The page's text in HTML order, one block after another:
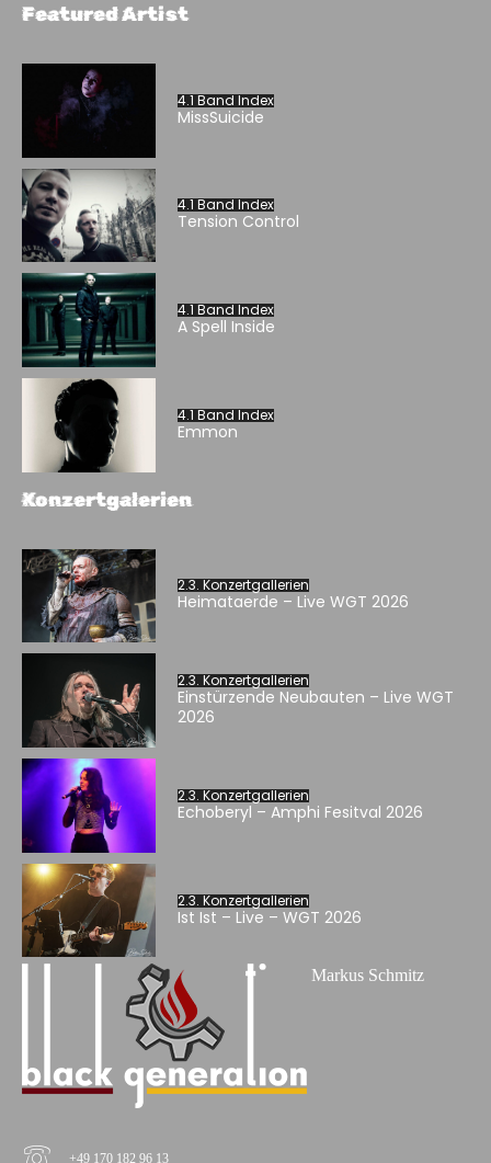
Featured Artist
4.1 Band Index
MissSuicide
4.1 Band Index
Tension Control
4.1 Band Index
A Spell Inside
4.1 Band Index
Emmon
Konzertgalerien
2.3. Konzertgallerien
Heimataerde – Live WGT 2026
2.3. Konzertgallerien
Einstürzende Neubauten – Live WGT
2026
2.3. Konzertgallerien
Echoberyl – Amphi Fesitval 2026
2.3. Konzertgallerien
Ist Ist – Live – WGT 2026
Markus Schmitz
+49 170 182 96 13